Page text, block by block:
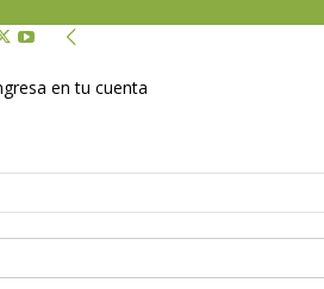
en tu cuenta